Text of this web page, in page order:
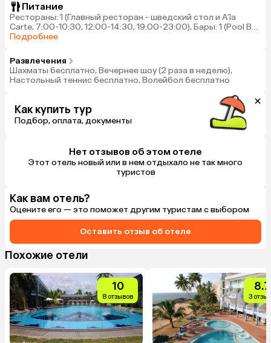
Питание
Рестораны: 1 (Главный ресторан - шведский стол и A’la
Carte, 7:00-10:30, 12:00-14:30, 19:00-23:00), Бары: 1 (Pool Bar
– 9:00-24:00)
Подробнее
Развлечения
Шахматы бесплатно, Вечернее шоу (2 раза в неделю),
Настольный теннис бесплатно, Волейбол бесплатно
Как купить тур
Подбор, оплата, документы
Нет отзывов об этом отеле
Этот отель новый или в нем отдыхало не так много
туристов
Как вам отель?
Оцените его — это поможет другим туристам с выбором
Оставить отзыв об отеле
Похожие отели
10
8 отзывов
8.7
3